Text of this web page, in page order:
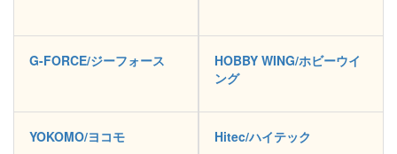
G-FORCE/ジーフォース
HOBBY WING/ホビーウイ
ング
YOKOMO/ヨコモ Hitec/ハイテック